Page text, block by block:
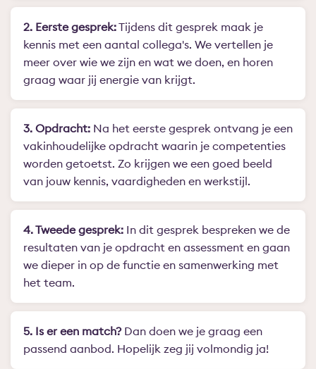
2. Eerste gesprek:Tijdens dit gesprek maak je
kennis met een aantal collega's. We vertellen je
meer over wie we zijn en wat we doen, en horen
graag waar jij energie van krijgt.
3. Opdracht: Na het eerste gesprek ontvang je een
vakinhoudelijke opdracht waarin je competenties
worden getoetst. Zo krijgen we een goed beeld
van jouw kennis, vaardigheden en werkstijl.
4. Tweede gesprek: In dit gesprek bespreken we de
resultaten van je opdracht en assessment en gaan
we dieper in op de functie en samenwerking met
het team.
5. Is er een match?Dan doen we je graag een
passend aanbod. Hopelijk zeg jij volmondig ja!